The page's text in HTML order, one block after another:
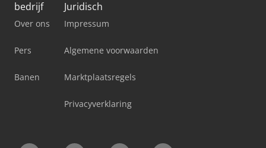
bedrijf
Over ons
Pers
Banen
Juridisch
Impressum
Algemene voorwaarden
Marktplaatsregels
Privacyverklaring